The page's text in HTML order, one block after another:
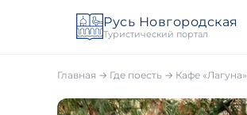
Русь Новгородская
Туристический портал
Главная → Где поесть → Кафе «Лагуна»